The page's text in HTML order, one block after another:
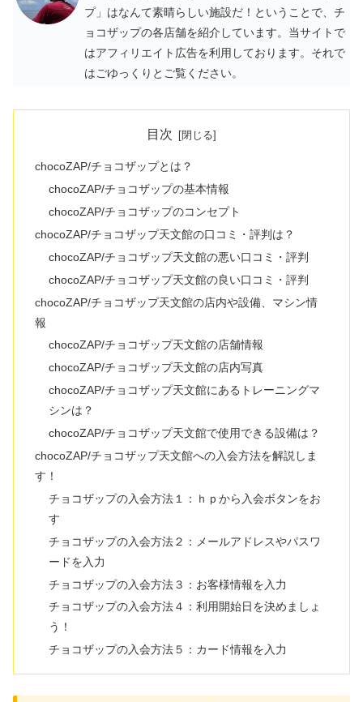
プ」はなんて素晴らしい施設だ！ということで、チ
ョコザップの各店舗を紹介しています。当サイトで
はアフィリエイト広告を利用しております。それで
はごゆっくりとご覧ください。
目次
chocoZAP/チョコザップとは？
chocoZAP/チョコザップの基本情報
chocoZAP/チョコザップのコンセプト
chocoZAP/チョコザップ天文館の口コミ・評判は？
chocoZAP/チョコザップ天文館の悪い口コミ・評判
chocoZAP/チョコザップ天文館の良い口コミ・評判
chocoZAP/チョコザップ天文館の店内や設備、マシン情
報
chocoZAP/チョコザップ天文館の店舗情報
chocoZAP/チョコザップ天文館の店内写真
chocoZAP/チョコザップ天文館にあるトレーニングマ
シンは？
chocoZAP/チョコザップ天文館で使用できる設備は？
chocoZAP/チョコザップ天文館への入会方法を解説しま
す！
チョコザップの入会方法１：ｈｐから入会ボタンをお
す
チョコザップの入会方法２：メールアドレスやパスワ
ードを入力
チョコザップの入会方法３：お客様情報を入力
チョコザップの入会方法４：利用開始日を決めましょ
う！
チョコザップの入会方法５：カード情報を入力